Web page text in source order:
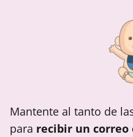
Mantente al tanto de
para recibir un correo